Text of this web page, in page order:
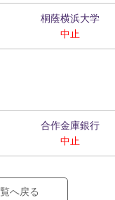
桐蔭横浜大学
中止
合作金庫銀行
中止
へ戻る